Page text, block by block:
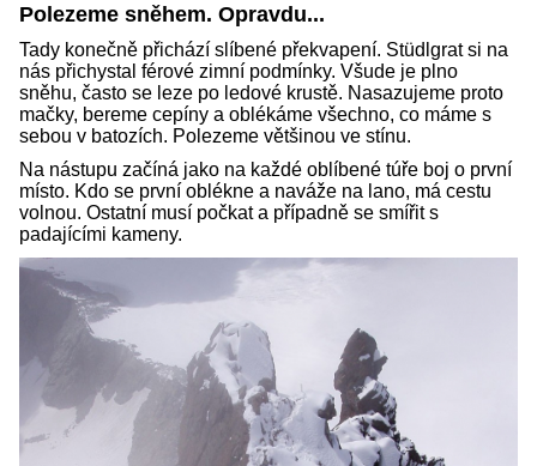
Polezeme sněhem. Opravdu...
Tady konečně přichází slíbené překvapení. Stüdlgrat si na
nás přichystal férové zimní podmínky. Všude je plno
sněhu, často se leze po ledové krustě. Nasazujeme proto
mačky, bereme cepíny a oblékáme všechno, co máme s
sebou v batozích. Polezeme většinou ve stínu.
Na nástupu začíná jako na každé oblíbené túře boj o první
místo. Kdo se první oblékne a naváže na lano, má cestu
volnou. Ostatní musí počkat a případně se smířit s
padajícími kameny.